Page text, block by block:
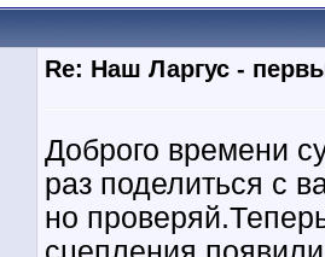
Re: Наш Ларгус -
Доброго времени
раз поделиться с
но